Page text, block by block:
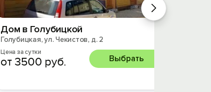
Дом в Голубицкой
Голубицкая, ул. Чекистов, д. 2
Цена за сутки
от 3500 руб. Выбрать